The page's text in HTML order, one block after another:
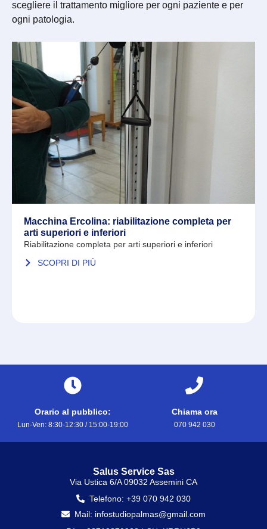
scegliere il trattamento migliore per ogni paziente e per
ogni patologia.
Macchina Ercolina: riabilitazione completa per
arti superiori e inferiori
Riabilitazione completa per arti superiori e inferiori
SCOPRI DI PIÙ
Orario al pubblico:
Lun-Ven: 8:30-12:30 / 15:00-19:00
Chiama ora
070 942 030
Salus Service Sas
Via Ustica 6/A 09032 Assemini CA
Telefono: +39 070 942 030
Mail: infostudiopalmas@gmail.com